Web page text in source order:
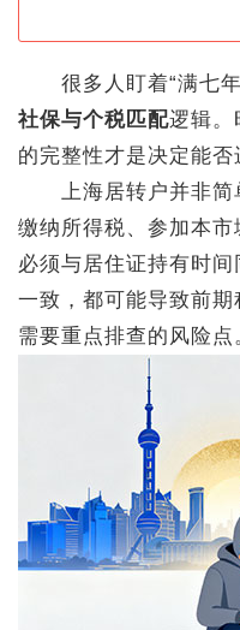
很多人盯着“满七年
社保与个税匹配逻辑。
的完整性才是决定能否
上海居转户并非简
缴纳所得税、参加本
必须与居住证持有时
一致，都可能导致前
需要重点排查的风险点